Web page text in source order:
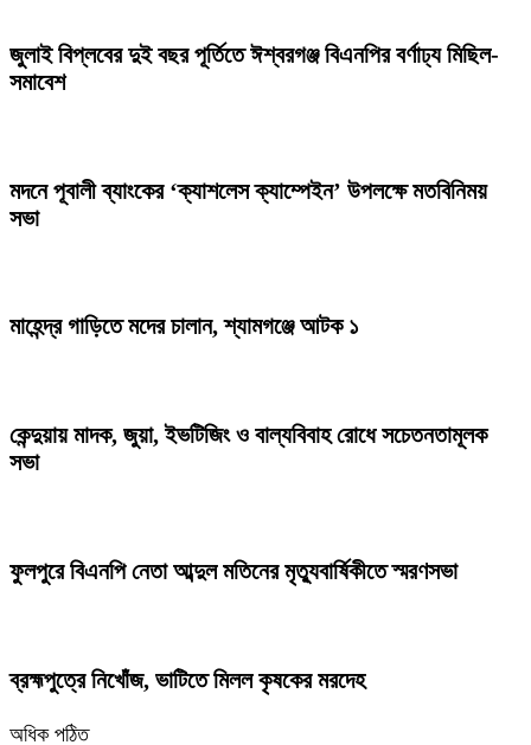
জুলাই বিপ্লবের দুই বছর পূর্তিতে ঈশ্বরগঞ্জ বিএনপির বর্ণাঢ্য মিছিল-
সমাবেশ
মদনে পূবালী ব্যাংকের ‘ক্যাশলেস ক্যাম্পেইন’ উপলক্ষে মতবিনিময়
সভা
মাহেন্দ্র গাড়িতে মদের চালান, শ্যামগঞ্জে আটক ১
কেন্দুয়ায় মাদক, জুয়া, ইভটিজিং ও বাল্যবিবাহ রোধে সচেতনতামূলক
সভা
ফুলপুরে বিএনপি নেতা আব্দুল মতিনের মৃত্যুবার্ষিকীতে স্মরণসভা
ব্রহ্মপুত্রে নিখোঁজ, ভাটিতে মিলল কৃষকের মরদেহ
অধিক পঠিত